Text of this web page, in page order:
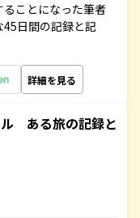
ことになった筆者
日間の記録と記
詳細を見る
ある旅の記録と